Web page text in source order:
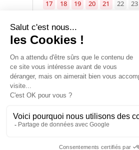
17
18 19 20 21 22
23
31
Disponible Ocupat No indicat